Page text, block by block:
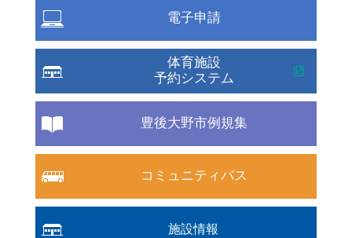
電子申請
体育施設
予約システム
豊後大野市例規集
コミュニティバス
施設情報